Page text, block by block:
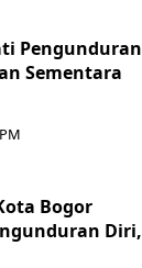
Pengunduran
Sementara
Bogor
Diri,